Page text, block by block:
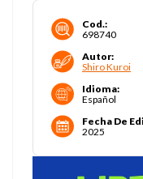
Cod.:
698740
Autor:
Shiro Kuroi
Idioma:
Español
Fecha De
2025